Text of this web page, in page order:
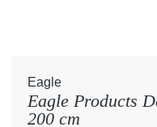
Eagle
Eagle Products
200 cm